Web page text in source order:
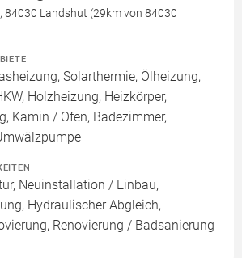
84030 Landshut (29km von 84030
Solarthermie, Ölheizung,
Holzheizung, Heizkörper,
Kamin / Ofen, Badezimmer,
Neuinstallation / Einbau,
Hydraulischer Abgleich,
Renovierung / Badsanierung